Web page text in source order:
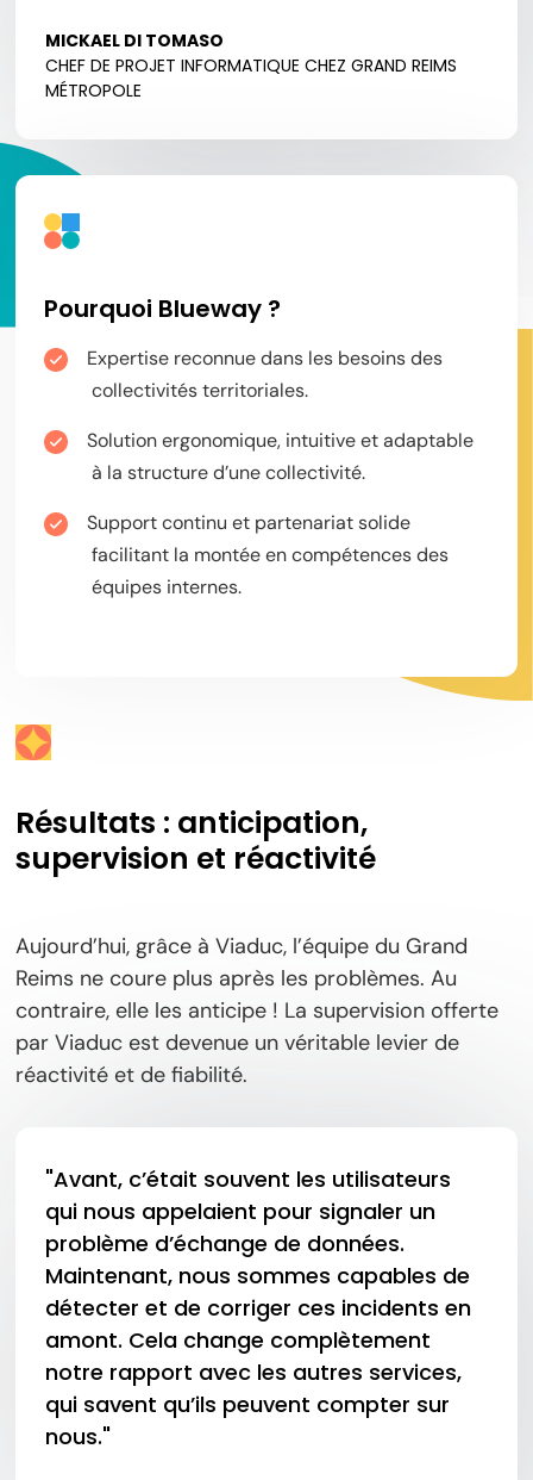
MICKAEL DI TOMASO
CHEF DE PROJET INFORMATIQUE CHEZ GRAND REIMS
MÉTROPOLE
Pourquoi Blueway ?
Expertise reconnue dans les besoins des
collectivités territoriales.
Solution ergonomique, intuitive et adaptable
à la structure d’une collectivité.
Support continu et partenariat solide
facilitant la montée en compétences des
équipes internes.
Résultats : anticipation,
supervision et réactivité
Aujourd’hui, grâce à Viaduc, l’équipe du Grand
Reims ne coure plus après les problèmes. Au
contraire, elle les anticipe ! La supervision offerte
par Viaduc est devenue un véritable levier de
réactivité et de fiabilité.
"Avant, c’était souvent les utilisateurs
qui nous appelaient pour signaler un
problème d’échange de données.
Maintenant, nous sommes capables de
détecter et de corriger ces incidents en
amont. Cela change complètement
notre rapport avec les autres services,
qui savent qu’ils peuvent compter sur
nous."